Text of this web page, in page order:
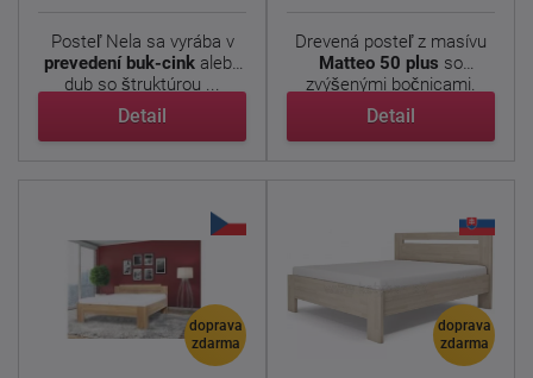
Posteľ Nela sa vyrába v
prevedení buk-cinkalebo
dub so štruktúrou ...
Detail
Drevená posteľ z masívu
Matteo 50 plus so
zvýšenými bočnicami.
Jedná ...
Detail
doprava
zdarma
doprava
zdarma